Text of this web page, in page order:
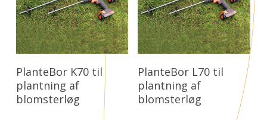
Læs Mere
PlanteBor K70 til
plantning af
blomsterløg
Læs Mere
PlanteBor L70 til
plantning af
blomsterløg